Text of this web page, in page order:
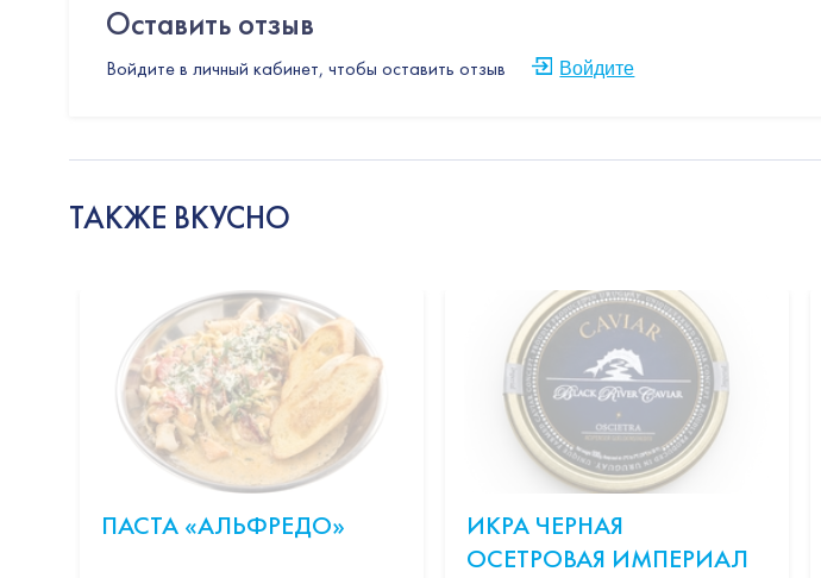
Оставить отзыв
Войдите в личный кабинет, чтобы оставить отзыв Войдите
ТАКЖЕ ВКУСНО
ПАСТА «АЛЬФРЕДО»
ИКРА ЧЕРНАЯ
ОСЕТРОВАЯ ИМПЕРИАЛ